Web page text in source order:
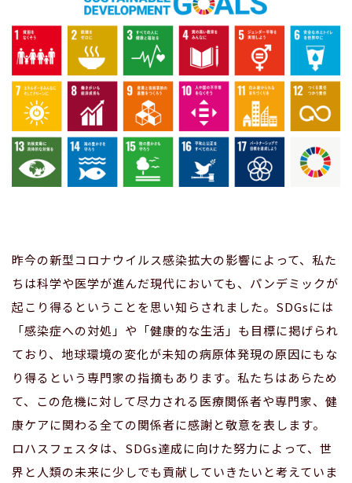
昨今の新型コロナウイルス感染拡大の影響によって、私た
ちは科学や医学が進んだ現代においても、パンデミックが
起こり得るということを思い知らされました。SDGsには
「感染症への対処」や「健康的な生活」も目標に掲げられ
ており、地球環境の変化が未知の病原体発現の原因にもな
り得るという専門家の指摘もあります。私たちはあらため
て、この危機に対して尽力される医療関係者や専門家、健
康ケアに関わる全ての関係者に感謝と敬意を表します。
ロハスフェスタは、SDGs達成に向けた努力によって、世
界と人類の未来に少しでも貢献していきたいと考えていま